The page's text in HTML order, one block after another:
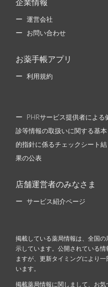
企業情報
運営会社
お問い合わせ
お薬手帳アプリ
利用規約
PHRサービス提供者による
診等情報の取扱いに関する基本
的指針に係るチェックシート結
果の公表
店舗運営者のみなさま
サービス紹介ページ
掲載している薬局情報は、全国
示しています。公開されている
ますが、更新タイミングにより
います。
掲載薬局情報に関しまして、お